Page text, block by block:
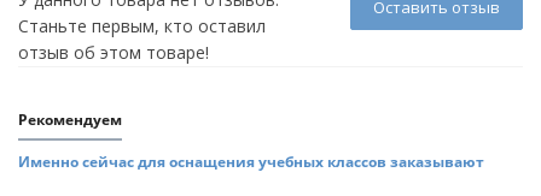
Оставить отзыв
Станьте первым, кто оставил
отзыв об этом товаре!
Рекомендуем
Именно сейчас для оснащения учебных классов заказывают